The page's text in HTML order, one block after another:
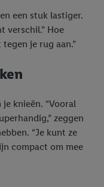
een stuk lastiger.
verschil.” Hoe
je rug aan.”
knieën. “Vooral
zeggen
“Je kunt ze
compact om mee